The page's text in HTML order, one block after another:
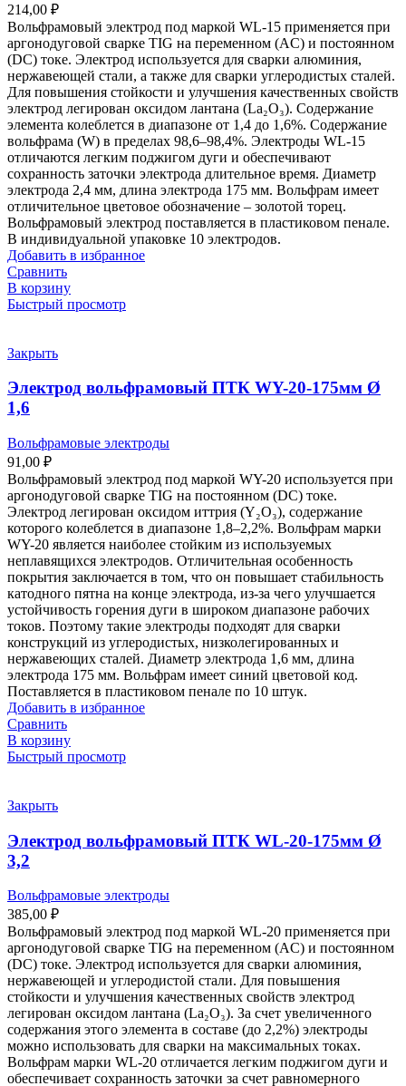
214,00 ₽
Вольфрамовый электрод под маркой WL-15 применяется при
аргонодуговой сварке TIG на переменном (AC) и постоянном
(DC) токе. Электрод используется для сварки алюминия,
нержавеющей стали, а также для сварки углеродистых сталей.
Для повышения стойкости и улучшения качественных свойств
электрод легирован оксидом лантана (La₂O₃). Содержание
элемента колеблется в диапазоне от 1,4 до 1,6%. Содержание
вольфрама (W) в пределах 98,6–98,4%. Электроды WL-15
отличаются легким поджигом дуги и обеспечивают
сохранность заточки электрода длительное время. Диаметр
электрода 2,4 мм, длина электрода 175 мм. Вольфрам имеет
отличительное цветовое обозначение – золотой торец.
Вольфрамовый электрод поставляется в пластиковом пенале.
В индивидуальной упаковке 10 электродов.
Добавить в избранное
Сравнить
В корзину
Быстрый просмотр
Закрыть
Электрод вольфрамовый ПТК WY-20-175мм Ø
1,6
Вольфрамовые электроды
91,00 ₽
Вольфрамовый электрод под маркой WY-20 используется при
аргонодуговой сварке TIG на постоянном (DC) токе.
Электрод легирован оксидом иттрия (Y₂O₃), содержание
которого колеблется в диапазоне 1,8–2,2%. Вольфрам марки
WY-20 является наиболее стойким из используемых
неплавящихся электродов. Отличительная особенность
покрытия заключается в том, что он повышает стабильность
катодного пятна на конце электрода, из-за чего улучшается
устойчивость горения дуги в широком диапазоне рабочих
токов. Поэтому такие электроды подходят для сварки
конструкций из углеродистых, низколегированных и
нержавеющих сталей. Диаметр электрода 1,6 мм, длина
электрода 175 мм. Вольфрам имеет синий цветовой код.
Поставляется в пластиковом пенале по 10 штук.
Добавить в избранное
Сравнить
В корзину
Быстрый просмотр
Закрыть
Электрод вольфрамовый ПТК WL-20-175мм Ø
3,2
Вольфрамовые электроды
385,00 ₽
Вольфрамовый электрод под маркой WL-20 применяется при
аргонодуговой сварке TIG на переменном (AC) и постоянном
(DC) токе. Электрод используется для сварки алюминия,
нержавеющей и углеродистой стали. Для повышения
стойкости и улучшения качественных свойств электрод
легирован оксидом лантана (La₂O₃). За счет увеличенного
содержания этого элемента в составе (до 2,2%) электроды
можно использовать для сварки на максимальных токах.
Вольфрам марки WL-20 отличается легким поджигом дуги и
обеспечивает сохранность заточки за счет равномерного